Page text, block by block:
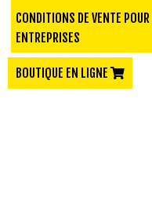
CONDITIONS DE VENTE POUR
ENTREPRISES
BOUTIQUE EN LIGNE